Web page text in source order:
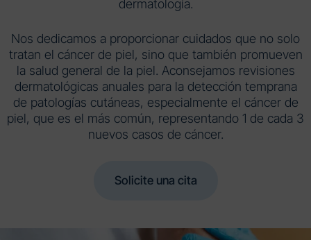
dermatología.
Nos dedicamos a proporcionar cuidados que no solo
tratan el cáncer de piel, sino que también promueven
la salud general de la piel. Aconsejamos revisiones
dermatológicas anuales para la detección temprana
de patologías cutáneas, especialmente el cáncer de
piel, que es el más común, representando 1 de cada 3
nuevos casos de cáncer.
Solicite una cita